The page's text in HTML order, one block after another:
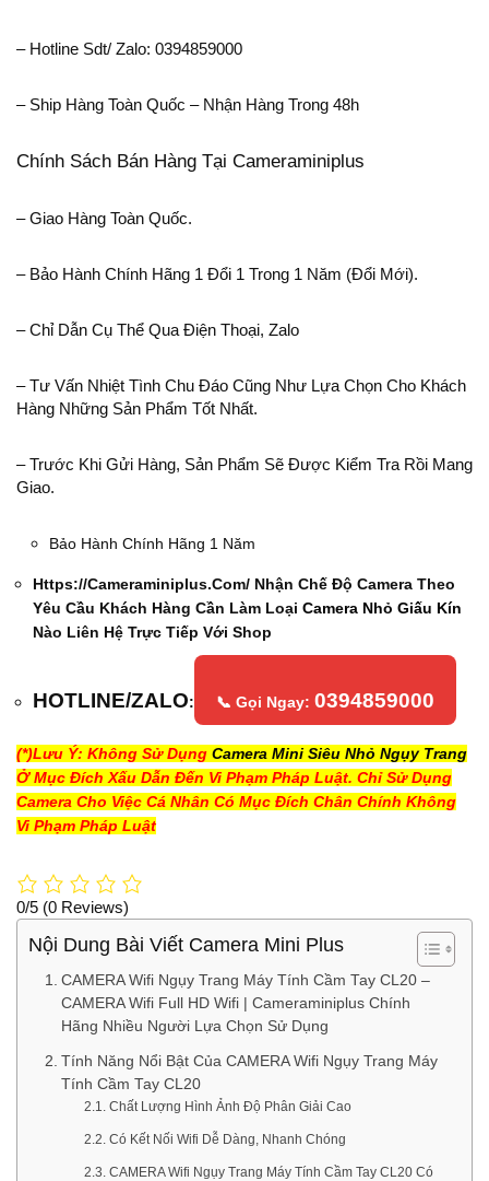
– Hotline Sdt/ Zalo: 0394859000
– Ship Hàng Toàn Quốc – Nhận Hàng Trong 48h
Chính Sách Bán Hàng Tại Cameraminiplus
– Giao Hàng Toàn Quốc.
– Bảo Hành Chính Hãng 1 Đổi 1 Trong 1 Năm (đổi Mới).
– Chỉ Dẫn Cụ Thể Qua Điện Thoại, Zalo
– Tư Vấn Nhiệt Tình Chu Đáo Cũng Như Lựa Chọn Cho Khách
Hàng Những Sản Phẩm Tốt Nhất.
– Trước Khi Gửi Hàng, Sản Phẩm Sẽ Được Kiểm Tra Rồi Mang
Giao.
Bảo Hành Chính Hãng 1 Năm
Https://cameraminiplus.com/ Nhận Chế Độ Camera Theo
Yêu Cầu Khách Hàng Cần Làm Loại Camera Nhỏ Giấu Kín
Nào Liên Hệ Trực Tiếp Với Shop
HOTLINE/ZALO: 📞 Gọi Ngay: 0394859000
(*)Lưu Ý: Không Sử Dụng Camera Mini Siêu Nhỏ Ngụy Trang
Ở Mục Đích Xấu Dẫn Đến Vi Phạm Pháp Luật. Chỉ Sử Dụng
Camera Cho Việc Cá Nhân Có Mục Đích Chân Chính Không
Vi Phạm Pháp Luật
0/5 (0 Reviews)
Nội Dung Bài Viết Camera Mini Plus
CAMERA Wifi Ngụy Trang Máy Tính Cầm Tay CL20 –
CAMERA Wifi Full HD Wifi | Cameraminiplus Chính
Hãng Nhiều Người Lựa Chọn Sử Dụng
Tính Năng Nổi Bật Của CAMERA Wifi Ngụy Trang Máy
Tính Cầm Tay CL20
Chất Lượng Hình Ảnh Độ Phân Giải Cao
Có Kết Nối Wifi Dễ Dàng, Nhanh Chóng
CAMERA Wifi Ngụy Trang Máy Tính Cầm Tay CL20 Có